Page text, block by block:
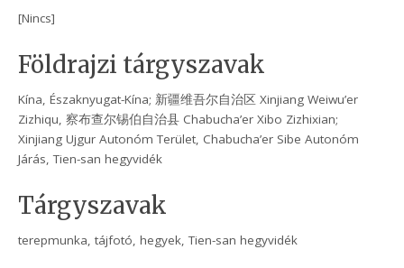
[Nincs]
Földrajzi tárgyszavak
Kína, Északnyugat-Kína; 新疆维吾尔自治区 Xinjiang Weiwu’er
Zizhiqu, 察布查尔锡伯自治县 Chabucha’er Xibo Zizhixian;
Xinjiang Ujgur Autonóm Terület, Chabucha’er Sibe Autonóm
Járás, Tien-san hegyvidék
Tárgyszavak
terepmunka, tájfotó, hegyek, Tien-san hegyvidék